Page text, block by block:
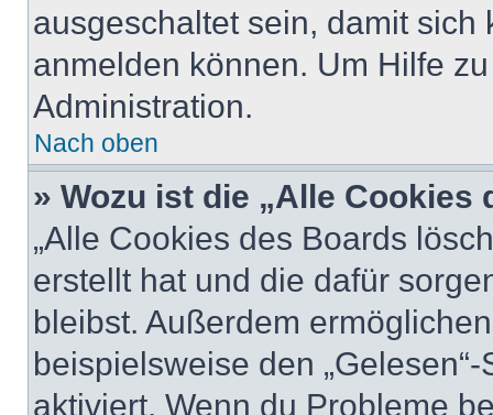
ausgeschaltet sein, damit
anmelden können. Um Hilfe
Administration.
Nach oben
» Wozu ist die „Alle
„Alle Cookies des Boards
erstellt hat und die dafür
bleibst. Außerdem
beispielsweise den
aktiviert. Wenn du Probleme